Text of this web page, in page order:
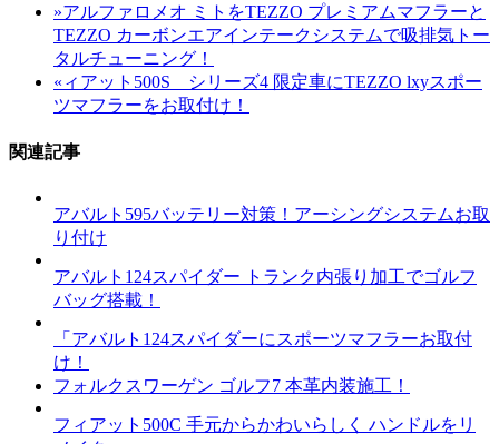
»アルファロメオ ミトをTEZZO プレミアムマフラーと
TEZZO カーボンエアインテークシステムで吸排気トー
タルチューニング！
« ィアット500S シリーズ4 限定車にTEZZO lxyスポー
ツマフラーをお取付け！
関連記事
アバルト595バッテリー対策！アーシングシステムお取
り付け
アバルト124スパイダー トランク内張り加工でゴルフ
バッグ搭載！
「アバルト124スパイダーにスポーツマフラーお取付
け！
フォルクスワーゲン ゴルフ7 本革内装施工！
フィアット500C 手元からかわいらしく ハンドルをリ